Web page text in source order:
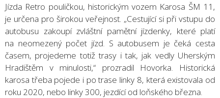
Jízda Retro pouličkou, historickým vozem Karosa ŠM 11,
je určena pro širokou veřejnost. „Cestující si při vstupu do
autobusu zakoupí zvláštní pamětní jízdenky, které platí
na neomezený počet jízd. S autobusem je čeká cesta
časem, projedeme totiž trasy i tak, jak vedly Uherským
Hradištěm v minulosti,“ prozradil Hovorka. Historická
karosa třeba pojede i po trase linky 8, která existovala od
roku 2020, nebo linky 300, jezdící od loňského března.